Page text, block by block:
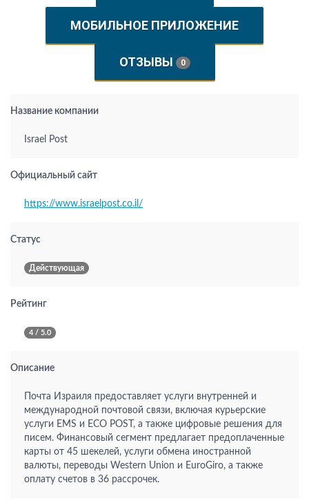
МОБИЛЬНОЕ ПРИЛОЖЕНИЕ
ОТЗЫВЫ 0
Название компании
Israel Post
Официальный сайт
https://www.israelpost.co.il/
Статус
Действующая
Рейтинг
4 / 5.0
Описание
Почта Израиля предоставляет услуги внутренней и
международной почтовой связи, включая курьерские
услуги EMS и ECO POST, а также цифровые решения для
писем. Финансовый сегмент предлагает предоплаченные
карты от 45 шекелей, услуги обмена иностранной
валюты, переводы Western Union и EuroGiro, а также
оплату счетов в 36 рассрочек.